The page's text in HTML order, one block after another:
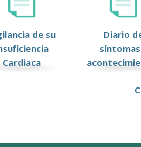
de su
Cardiaca
Diario